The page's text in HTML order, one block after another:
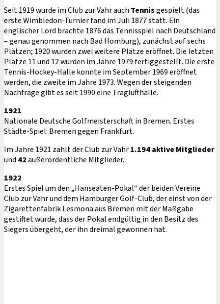
Seit 1919 wurde im Club zur Vahr auchTennisgespielt (das
erste Wimbledon-Turnier fand im Juli 1877 statt. Ein
englischer Lord brachte 1876 das Tennisspiel nach Deutschland
– genau genommen nach Bad Homburg), zunächst auf sechs
Plätzen; 1920 wurden zwei weitere Plätze eröffnet. Die letzten
Plätze 11 und 12 wurden im Jahre 1979 fertiggestellt. Die erste
Tennis-Hockey-Halle konnte im September 1969 eröffnet
werden, die zweite im Jahre 1973. Wegen der steigenden
Nachfrage gibt es seit 1990 eine Traglufthalle.
1921
Nationale Deutsche Golfmeisterschaft in Bremen. Erstes
Städte-Spiel: Bremen gegen Frankfurt.
Im Jahre 1921 zählt der Club zur Vahr1.194 aktive Mitglieder
und42außerordentliche Mitglieder.
1922
Erstes Spiel um den „Hanseaten-Pokal“ der beiden Vereine
Club zur Vahr und dem Hamburger Golf-Club, der einst von der
Zigarettenfabrik Lesmona aus Bremen mit der Maßgabe
gestiftet wurde, dass der Pokal endgültig in den Besitz des
Siegers übergeht, der ihn dreimal gewonnen hat.